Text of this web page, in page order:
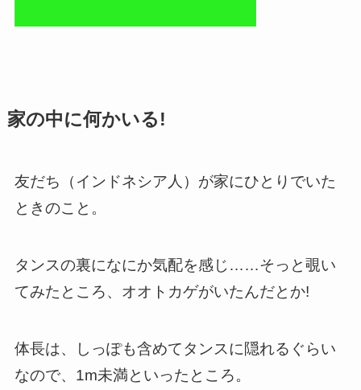
家の中に何かいる!
友だち（インドネシア人）が家にひとりでいた
ときのこと。
タンスの裏になにか気配を感じ……そっと覗い
てみたところ、オオトカゲがいたんだとか!
体長は、しっぽも含めてタンスに隠れるぐらい
なので、1m未満といったところ。